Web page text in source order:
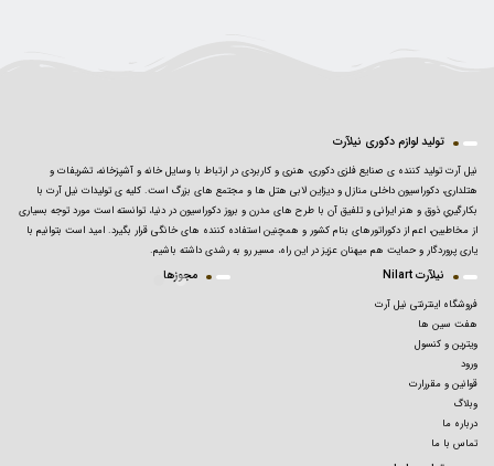
تولید لوازم دکوری نیلآرت
نیل آرت تولید کننده ی صنایع فلزی دکوری، هنری و کاربردی در ارتباط با وسایل خانه و آشپزخانه، تشریفات و
هتلداری، دکوراسیون داخلی منازل و دیزاین لابی هتل ها و مجتمع های بزرگ است. کلیه ی تولیدات نیل آرت با
بکارگیریِ ذوق و هنر ایرانی و تلفیق آن با طرح های مدرن و بروز دکوراسیون در دنیا، توانسته است مورد توجه بسیاری
از مخاطبین، اعم از دکوراتورهای بنام کشور و همچنین استفاده کننده های خانگی قرار بگیرد. امید است بتوانیم با
یاری پروردگار و حمایت هم میهنان عزیز در این راه، مسیر رو به رشدی داشته باشیم.
نیلآرت Nilart
فروشگاه اینترنتی نیل آرت
هفت سین ها
ویترین و کنسول
ورود
قوانین و مقررارت
وبلاگ
درباره ما
تماس با ما
مجوزها